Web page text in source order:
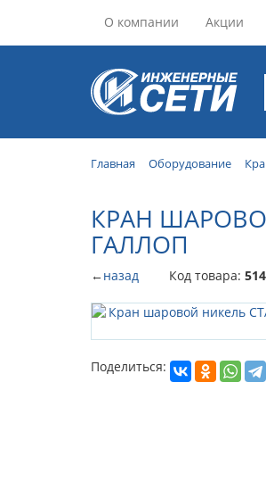
О компании Акции
Главная Оборудование
КРАН
ГАЛЛОП
←назад Код товара:
Поделиться: